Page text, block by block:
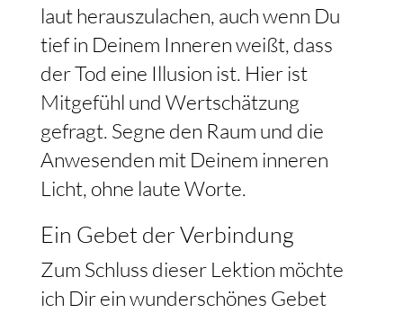
laut herauszulachen, auch wenn Du
tief in Deinem Inneren weißt, dass
der Tod eine Illusion ist. Hier ist
Mitgefühl und Wertschätzung
gefragt. Segne den Raum und die
Anwesenden mit Deinem inneren
Licht, ohne laute Worte.
Ein Gebet der Verbindung
Zum Schluss dieser Lektion möchte
ich Dir ein wunderschönes Gebet